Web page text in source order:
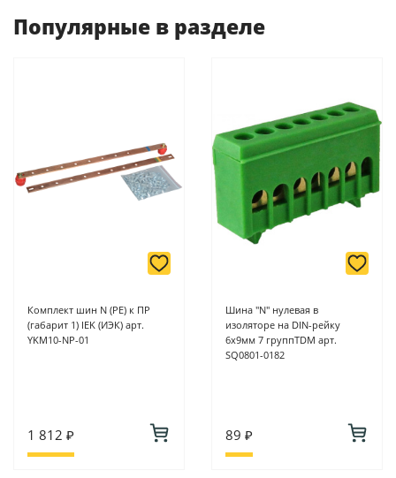
Популярные в разделе
Комплект шин N (PE) к ПР
(габарит 1) IEK (ИЭК) арт.
YKM10-NP-01
1 812 ₽
Шина "N" нулевая в
изоляторе на DIN-рейку
6x9мм 7 группTDM арт.
SQ0801-0182
89 ₽